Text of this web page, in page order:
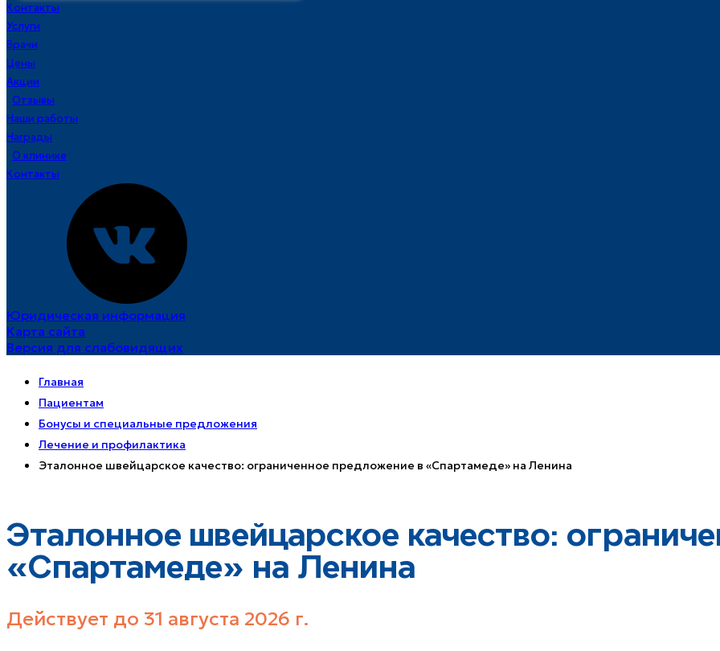
Контакты
Услуги
Врачи
Цены
Акции
Отзывы
Наши работы
Награды
О клинике
Контакты
Юридическая информация
Карта сайта
Версия для слабовидящих
Главная
Пациентам
Бонусы и специальные предложения
Лечение и профилактика
Эталонное швейцарское качество: ограниченное предложение в «Спартамеде» на Ленина
Эталонное швейцарское качество:
«Спартамеде» на Ленина
Действует до 31 августа 2026 г.